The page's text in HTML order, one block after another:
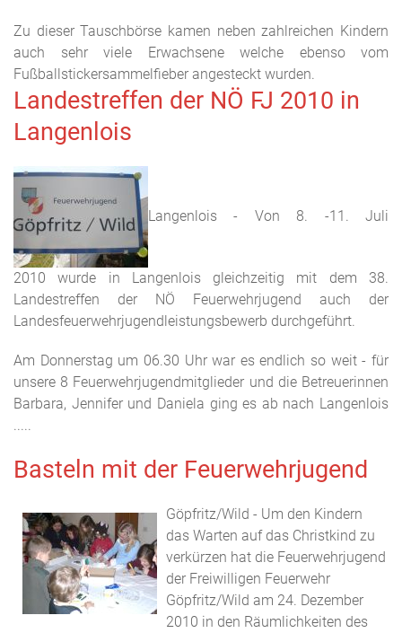
Zu dieser Tauschbörse kamen neben zahlreichen Kindern
auch sehr viele Erwachsene welche ebenso vom
Fußballstickersammelfieber angesteckt wurden.
Landestreffen der NÖ FJ 2010 in
Langenlois
Langenlois - Von 8. -11. Juli
2010 wurde in Langenlois gleichzeitig mit dem 38.
Landestreffen der NÖ Feuerwehrjugend auch der
Landesfeuerwehrjugendleistungsbewerb durchgeführt.
Am Donnerstag um 06.30 Uhr war es endlich so weit - für
unsere 8 Feuerwehrjugendmitglieder und die Betreuerinnen
Barbara, Jennifer und Daniela ging es ab nach Langenlois
Basteln mit der Feuerwehrjugend
Göpfritz/Wild - Um den Kindern
das Warten auf das Christkind zu
verkürzen hat die Feuerwehrjugend
der Freiwilligen Feuerwehr
Göpfritz/Wild am 24. Dezember
2010 in den Räumlichkeiten des